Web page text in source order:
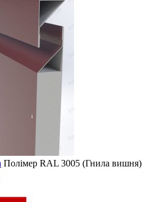
Полімер RAL 3005 (Гнила вишня)